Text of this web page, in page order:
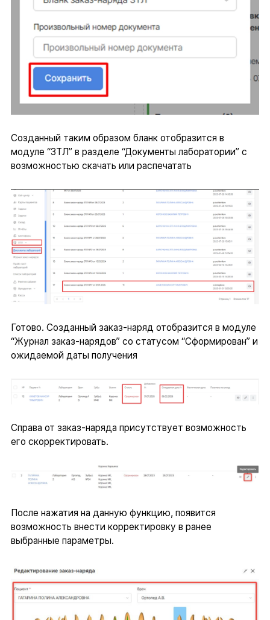
Созданный таким образом бланк отобразится в
модуле “ЗТЛ” в разделе “Документы лаборатории” с
возможностью скачать или распечатать
Готово. Созданный заказ-наряд отобразится в модуле
“Журнал заказ-нарядов” со статусом “Сформирован” и
ожидаемой даты получения
Справа от заказ-наряда присутствует возможность
его скорректировать.
После нажатия на данную функцию, появится
возможность внести корректировку в ранее
выбранные параметры.